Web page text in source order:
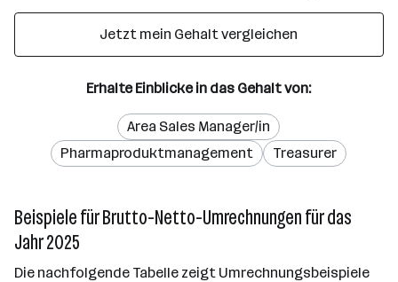
Jetzt mein Gehalt vergleichen
Erhalte Einblicke in das Gehalt von:
Area Sales Manager/in
Pharmaproduktmanagement
Treasurer
Beispiele für Brutto-Netto-Umrechnungen für das
Jahr 2025
Die nachfolgende Tabelle zeigt Umrechnungsbeispiele